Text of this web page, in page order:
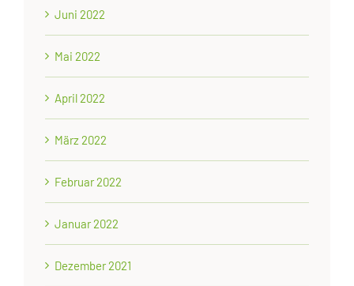
Juni 2022
Mai 2022
April 2022
März 2022
Februar 2022
Januar 2022
Dezember 2021